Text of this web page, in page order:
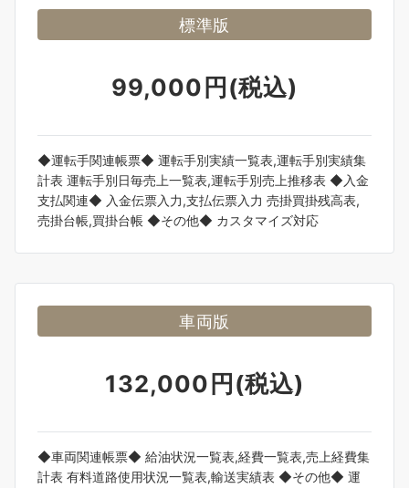
標準版
99,000円(税込)
◆運転手関連帳票◆ 運転手別実績一覧表,運転手別実績集
計表 運転手別日毎売上一覧表,運転手別売上推移表 ◆入金
支払関連◆ 入金伝票入力,支払伝票入力 売掛買掛残高表,
売掛台帳,買掛台帳 ◆その他◆ カスタマイズ対応
車両版
132,000円(税込)
◆車両関連帳票◆ 給油状況一覧表,経費一覧表,売上経費集
計表 有料道路使用状況一覧表,輸送実績表 ◆その他◆ 運